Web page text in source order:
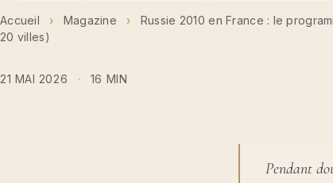
Accueil › Magazine ›
Russie 2010 en France : le
20 villes)
21 MAI 2026 · 16 MIN
Pendant